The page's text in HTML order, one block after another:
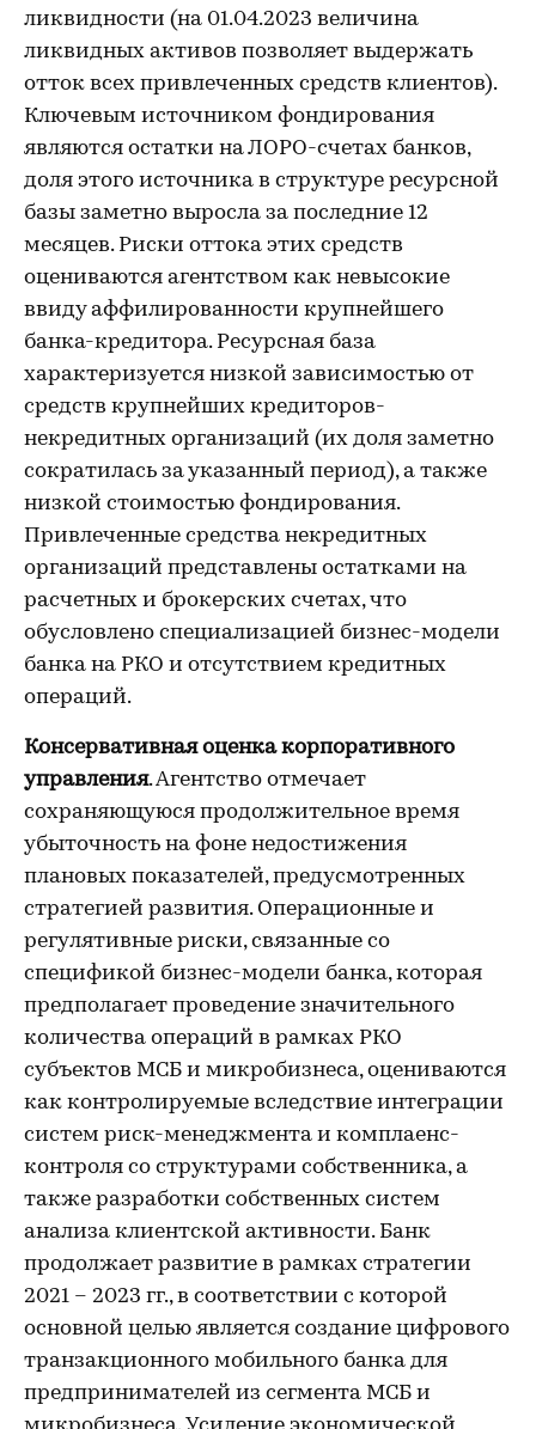
ликвидности (на 01.04.2023 величина
ликвидных активов позволяет выдержать
отток всех привлеченных средств клиентов).
Ключевым источником фондирования
являются остатки на ЛОРО-счетах банков,
доля этого источника в структуре ресурсной
базы заметно выросла за последние 12
месяцев. Риски оттока этих средств
оцениваются агентством как невысокие
ввиду аффилированности крупнейшего
банка-кредитора. Ресурсная база
характеризуется низкой зависимостью от
средств крупнейших кредиторов-
некредитных организаций (их доля заметно
сократилась за указанный период), а также
низкой стоимостью фондирования.
Привлеченные средства некредитных
организаций представлены остатками на
расчетных и брокерских счетах, что
обусловлено специализацией бизнес-модели
банка на РКО и отсутствием кредитных
операций.
Консервативная оценка корпоративного
управления. Агентство отмечает
сохраняющуюся продолжительное время
убыточность на фоне недостижения
плановых показателей, предусмотренных
стратегией развития. Операционные и
регулятивные риски, связанные со
спецификой бизнес-модели банка, которая
предполагает проведение значительного
количества операций в рамках РКО
субъектов МСБ и микробизнеса, оцениваются
как контролируемые вследствие интеграции
систем риск-менеджмента и комплаенс-
контроля со структурами собственника, а
также разработки собственных систем
анализа клиентской активности. Банк
продолжает развитие в рамках стратегии
2021 – 2023 гг., в соответствии с которой
основной целью является создание цифрового
транзакционного мобильного банка для
предпринимателей из сегмента МСБ и